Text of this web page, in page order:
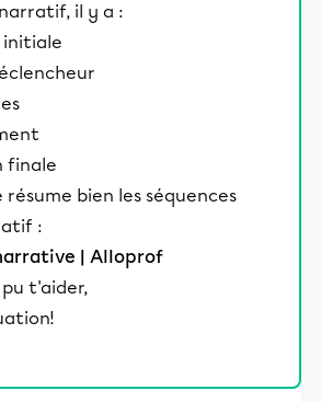
il y a :
initiale
finale
bien les séquences
:
| Alloprof
t'aider,